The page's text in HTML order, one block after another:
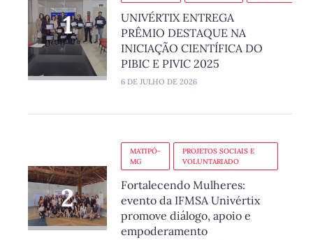
UNIVÉRTIX ENTREGA
PRÊMIO DESTAQUE NA
INICIAÇÃO CIENTÍFICA DO
PIBIC E PIVIC 2025
6 DE JULHO DE 2026
MATIPÓ-
MG
PROJETOS SOCIAIS E
VOLUNTARIADO
Fortalecendo Mulheres:
evento da IFMSA Univértix
promove diálogo, apoio e
empoderamento